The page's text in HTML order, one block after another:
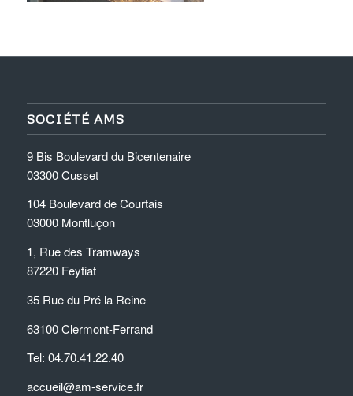
SOCIÉTÉ AMS
9 Bis Boulevard du Bicentenaire
03300 Cusset
104 Boulevard de Courtais
03000 Montluçon
1, Rue des Tramways
87220 Feytiat
35 Rue du Pré la Reine
63100 Clermont-Ferrand
Tel: 04.70.41.22.40
accueil@am-service.fr